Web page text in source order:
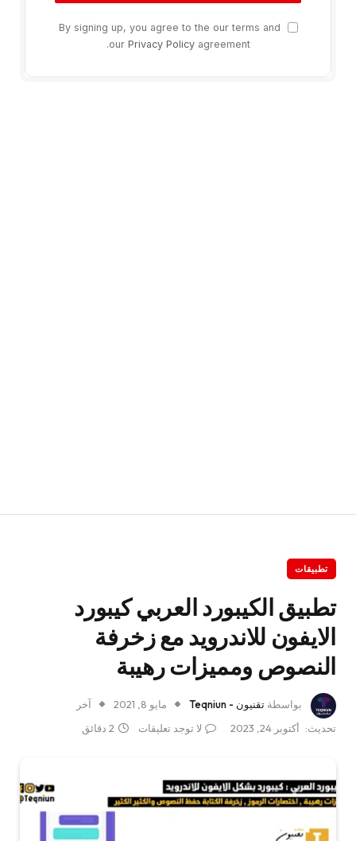
By signing up, you agree to the our terms and
our Privacy Policyagreement.
تطبيقات
تطبيق الكيبورد العربي كيبورد
الايفون للاندرويد مع زخرفة
النصوص ومميزات رهيبة
بواسطة تقنيون - Teqniun مايو 8, 2021
آخر
تحديث:
أكتوبر 24, 2023 لا توجد تعليقات 2 دقائق